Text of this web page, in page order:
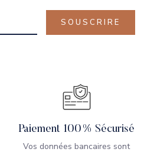
SOUSCRIRE
Paiement 100% Sécurisé
Vos données bancaires sont